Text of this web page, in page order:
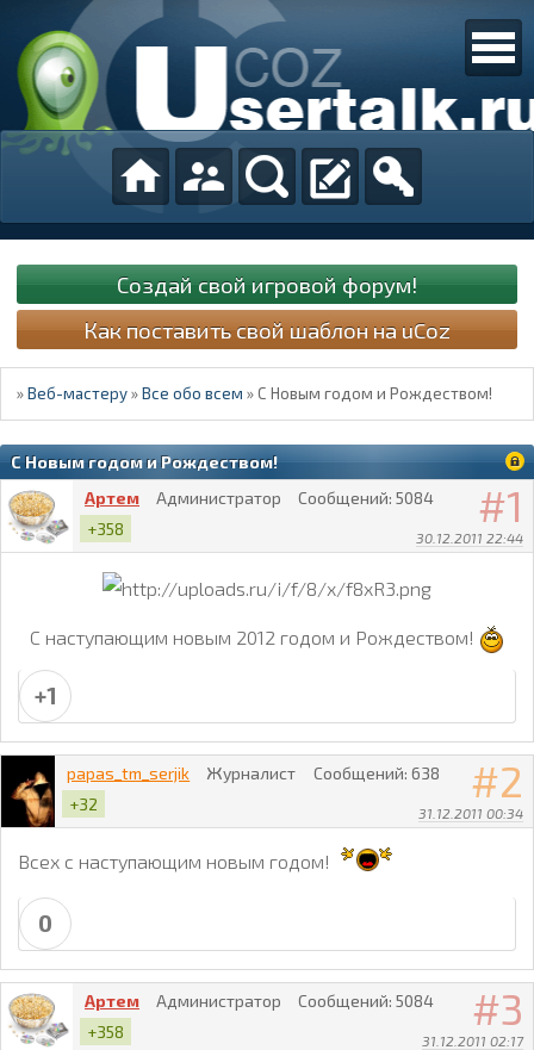
Создай свой игровой форум!
Как поставить свой шаблон на uCoz
»Веб-мастеру »Все обо всем »С Новым годом и Рождеством!
С Новым годом и Рождеством!
1
30.12.2011 22:44
Артем Администратор Сообщений: 5084
+358
С наступающим новым 2012 годом и Рождеством!
+1
2
31.12.2011 00:34
papas_tm_serjik Журналист Сообщений: 638
+32
Всех с наступающим новым годом!
0
3
31.12.2011 02:17
Артем Администратор Сообщений: 5084
+358